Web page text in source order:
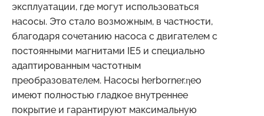
эксплуатации, где могут использоваться
насосы. Это стало возможным, в частности,
благодаря сочетанию насоса с двигателем с
постоянными магнитами IE5 и специально
адаптированным частотным
преобразователем. Насосы herborner.ηeo
имеют полностью гладкое внутреннее
покрытие и гарантируют максимальную